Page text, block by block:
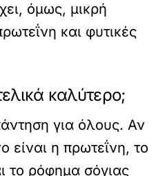
όμως, μικρή
και φυτικές
καλύτερο;
για όλους. Αν
είναι η πρωτεΐνη, το
το ρόφημα σόγιας